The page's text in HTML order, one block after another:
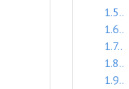
1.5.
1.6.
1.7.
1.8.
1.9.